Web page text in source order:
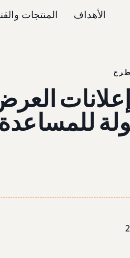
الأهداف المنتجات